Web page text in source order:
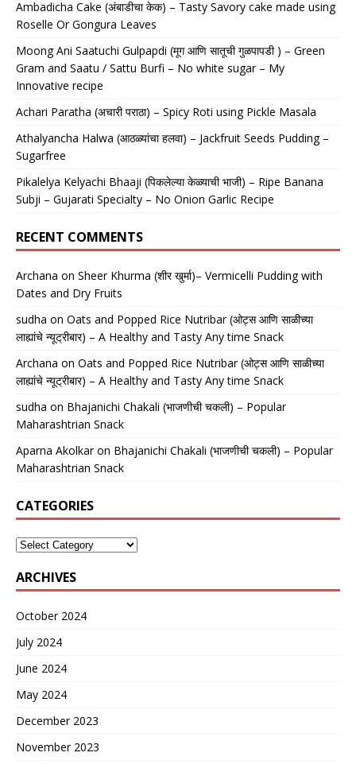
Ambadicha Cake (अंबाडीचा केक) – Tasty Savory cake made using
Roselle Or Gongura Leaves
Moong Ani Saatuchi Gulpapdi (मूग आणि सातूची गुळपापडी ) – Green
Gram and Saatu / Sattu Burfi – No white sugar – My
Innovative recipe
Achari Paratha (अचारी पराठा) – Spicy Roti using Pickle Masala
Athalyancha Halwa (आठळ्यांचा हलवा) – Jackfruit Seeds Pudding –
Sugarfree
Pikalelya Kelyachi Bhaaji (पिकलेल्या केळ्याची भाजी) – Ripe Banana
Subji – Gujarati Specialty – No Onion Garlic Recipe
RECENT COMMENTS
Archana on Sheer Khurma (शीर खुर्मा)– Vermicelli Pudding with
Dates and Dry Fruits
sudha on Oats and Popped Rice Nutribar (ओट्स आणि साळीच्या
लाह्यांचे न्यूट्रीबार) – A Healthy and Tasty Any time Snack
Archana on Oats and Popped Rice Nutribar (ओट्स आणि साळीच्या
लाह्यांचे न्यूट्रीबार) – A Healthy and Tasty Any time Snack
sudha on Bhajanichi Chakali (भाजणीची चकली) – Popular
Maharashtrian Snack
Aparna Akolkaron Bhajanichi Chakali (भाजणीची चकली) – Popular
Maharashtrian Snack
CATEGORIES
ARCHIVES
October 2024
July 2024
June 2024
May 2024
December 2023
November 2023